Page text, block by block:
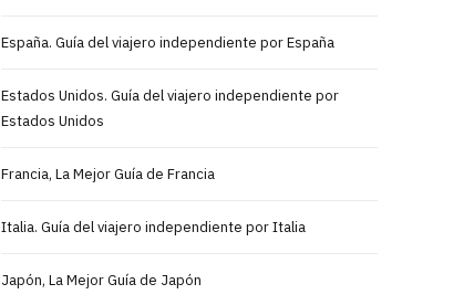
España. Guía del viajero independiente por España
Estados Unidos. Guía del viajero independiente por
Estados Unidos
Francia, La Mejor Guía de Francia
Italia. Guía del viajero independiente por Italia
Japón, La Mejor Guía de Japón